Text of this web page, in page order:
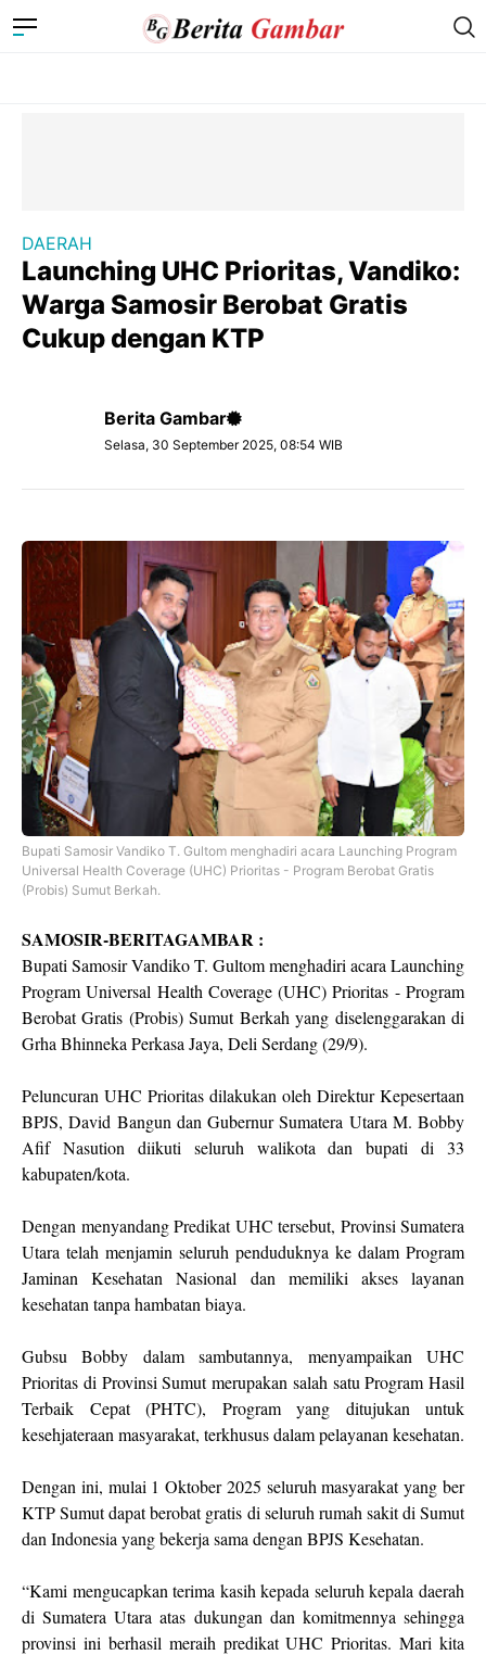
DAERAH
Launching UHC Prioritas, Vandiko:
Warga Samosir Berobat Gratis
Cukup dengan KTP
Berita Gambar
Selasa, 30 September 2025, 08:54 WIB
Bupati Samosir Vandiko T. Gultom menghadiri acara Launching Program
Universal Health Coverage (UHC) Prioritas - Program Berobat Gratis
(Probis) Sumut Berkah.
SAMOSIR-BERITAGAMBAR :
Bupati Samosir Vandiko T. Gultom menghadiri acara Launching
Program Universal Health Coverage (UHC) Prioritas - Program
Berobat Gratis (Probis) Sumut Berkah yang diselenggarakan di
Grha Bhinneka Perkasa Jaya, Deli Serdang (29/9).
Peluncuran UHC Prioritas dilakukan oleh Direktur Kepesertaan
BPJS, David Bangun dan Gubernur Sumatera Utara M. Bobby
Afif Nasution diikuti seluruh walikota dan bupati di 33
kabupaten/kota.
Dengan menyandang Predikat UHC tersebut, Provinsi Sumatera
Utara telah menjamin seluruh penduduknya ke dalam Program
Jaminan Kesehatan Nasional dan memiliki akses layanan
kesehatan tanpa hambatan biaya.
Gubsu Bobby dalam sambutannya, menyampaikan UHC
Prioritas di Provinsi Sumut merupakan salah satu Program Hasil
Terbaik Cepat (PHTC), Program yang ditujukan untuk
kesehjateraan masyarakat, terkhusus dalam pelayanan kesehatan.
Dengan ini, mulai 1 Oktober 2025 seluruh masyarakat yang ber
KTP Sumut dapat berobat gratis di seluruh rumah sakit di Sumut
dan Indonesia yang bekerja sama dengan BPJS Kesehatan.
“Kami mengucapkan terima kasih kepada seluruh kepala daerah
di Sumatera Utara atas dukungan dan komitmennya sehingga
provinsi ini berhasil meraih predikat UHC Prioritas. Mari kita